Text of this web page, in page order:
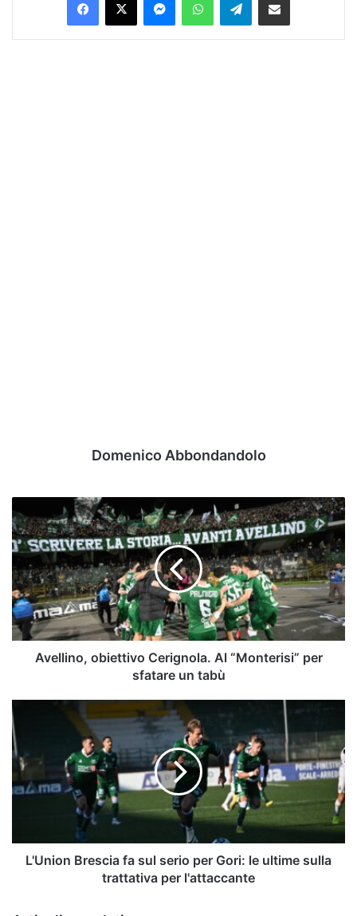
Domenico Abbondandolo
obiettivo
Cerignola.
Al
“Monterisi”
per
sfatare
un
tabù
Avellino, obiettivo Cerignola. Al “Monterisi” per
sfatare un tabù
L'Union
Brescia
fa
sul
serio
per
ultime
sullaL'Union Brescia fa sul serio per Gori: le ultime sulla
trattativa per l'attaccante